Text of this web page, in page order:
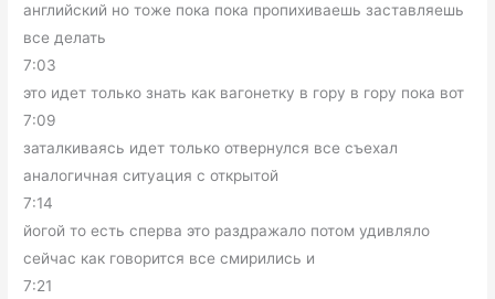
английский но тоже пока пока пропихиваешь заставляешь
все делать
7:03
это идет только знать как вагонетку в гору в гору пока вот
7:09
заталкиваясь идет только отвернулся все съехал
аналогичная ситуация с открытой
7:14
йогой то есть сперва это раздражало потом удивляло
сейчас как говорится все смирились и
7:21